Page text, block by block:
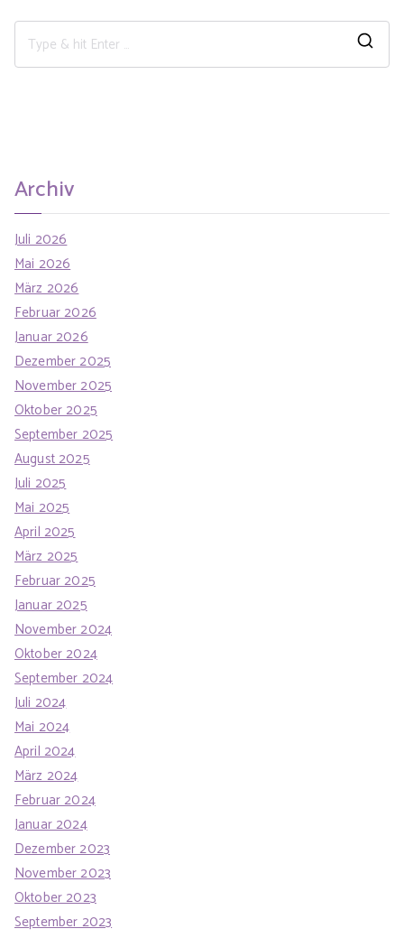
n
Archiv
Juli 2026
Mai 2026
März 2026
Februar 2026
Januar 2026
Dezember 2025
November 2025
Oktober 2025
September 2025
August 2025
Juli 2025
Mai 2025
April 2025
März 2025
Februar 2025
Januar 2025
November 2024
Oktober 2024
September 2024
Juli 2024
Mai 2024
April 2024
März 2024
Februar 2024
Januar 2024
Dezember 2023
November 2023
Oktober 2023
September 2023